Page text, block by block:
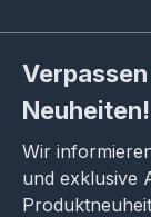
Neuheiten!
Wir
und exklusive